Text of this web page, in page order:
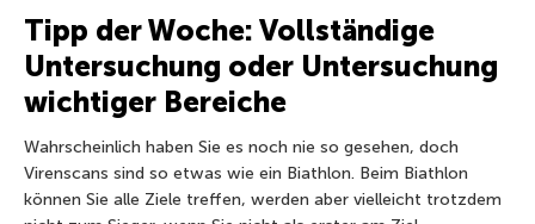
Tipp der Woche: Vollständige
Untersuchung oder Untersuchung
wichtiger Bereiche
Wahrscheinlich haben Sie es noch nie so gesehen, doch
Virenscans sind so etwas wie ein Biathlon. Beim Biathlon
können Sie alle Ziele treffen, werden aber vielleicht trotzdem